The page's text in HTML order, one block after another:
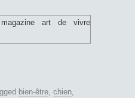
bien-être chien